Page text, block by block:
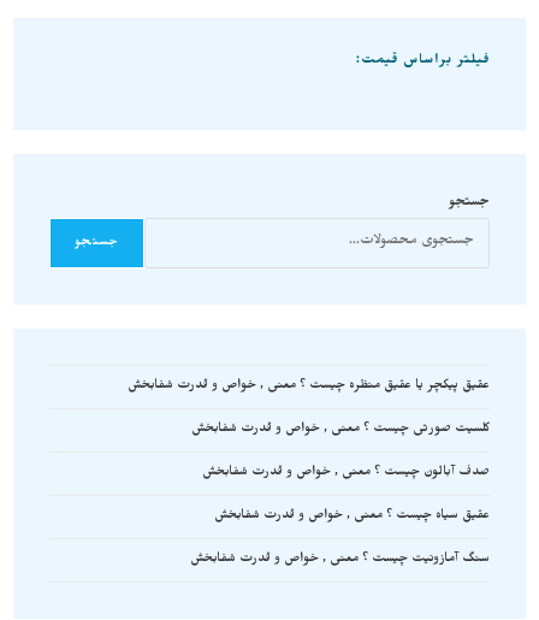
فیلتر براساس قیمت:
جستجو
جستجو
عقیق پیکچر یا عقیق منظره چیست ؟ معنی , خواص و قدرت شفابخش
کلسیت صورتی چیست ؟ معنی , خواص و قدرت شفابخش
صدف آبالون چیست ؟ معنی , خواص و قدرت شفابخش
عقیق سیاه چیست ؟ معنی , خواص و قدرت شفابخش
سنگ آمازونیت چیست ؟ معنی , خواص و قدرت شفابخش